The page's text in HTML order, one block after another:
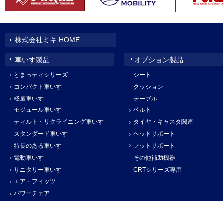
株式会社ミキ HOME
車いす製品
とまっティシリーズ
コンパクト車いす
軽量車いす
モジュール車いす
ティルト・リクライニング車いす
スタンダード車いす
特長のある車いす
電動車いす
サニタリー車いす
エア・フィッツ
パワーチェア
オプション製品
シート
クッション
テーブル
ベルト
タイヤ・キャスタ関連
ヘッドサポート
フットサポート
その他補助機器
CRTシリーズ専用